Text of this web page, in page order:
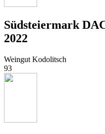
Südsteiermark
2022
Weingut Kodolitsch
93